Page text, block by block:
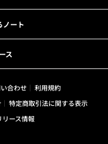
ノート
ス
合わせ
利用規約
特定商取引法に関する表示
ース情報